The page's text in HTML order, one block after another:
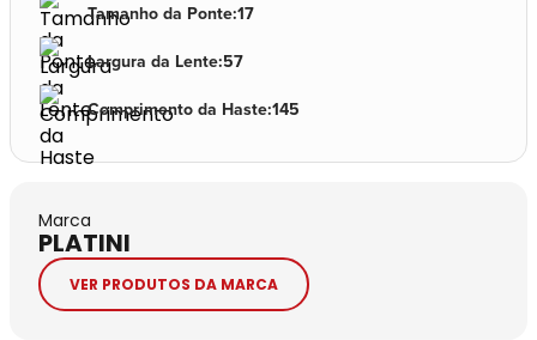
Tamanho da Ponte:17
Largura da Lente:57
Comprimento da Haste:145
Marca
PLATINI
VER PRODUTOS DA MARCA